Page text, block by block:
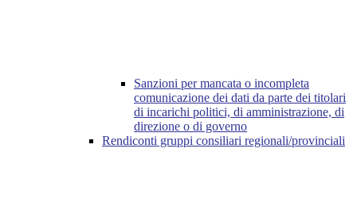
Sanzioni per mancata o incompleta
comunicazione dei dati da parte dei titolari
di incarichi politici, di amministrazione, di
direzione o di governo
Rendiconti gruppi consiliari regionali/provinciali